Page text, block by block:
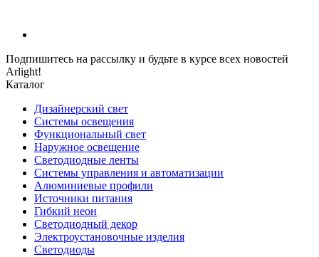
Подпишитесь на рассылку и будьте в курсе всех новостей
Arlight!
Каталог
Дизайнерский свет
Системы освещения
Функциональный свет
Наружное освещение
Светодиодные ленты
Системы управления и автоматизации
Алюминиевые профили
Источники питания
Гибкий неон
Светодиодный декор
Электроустановочные изделия
Светодиоды